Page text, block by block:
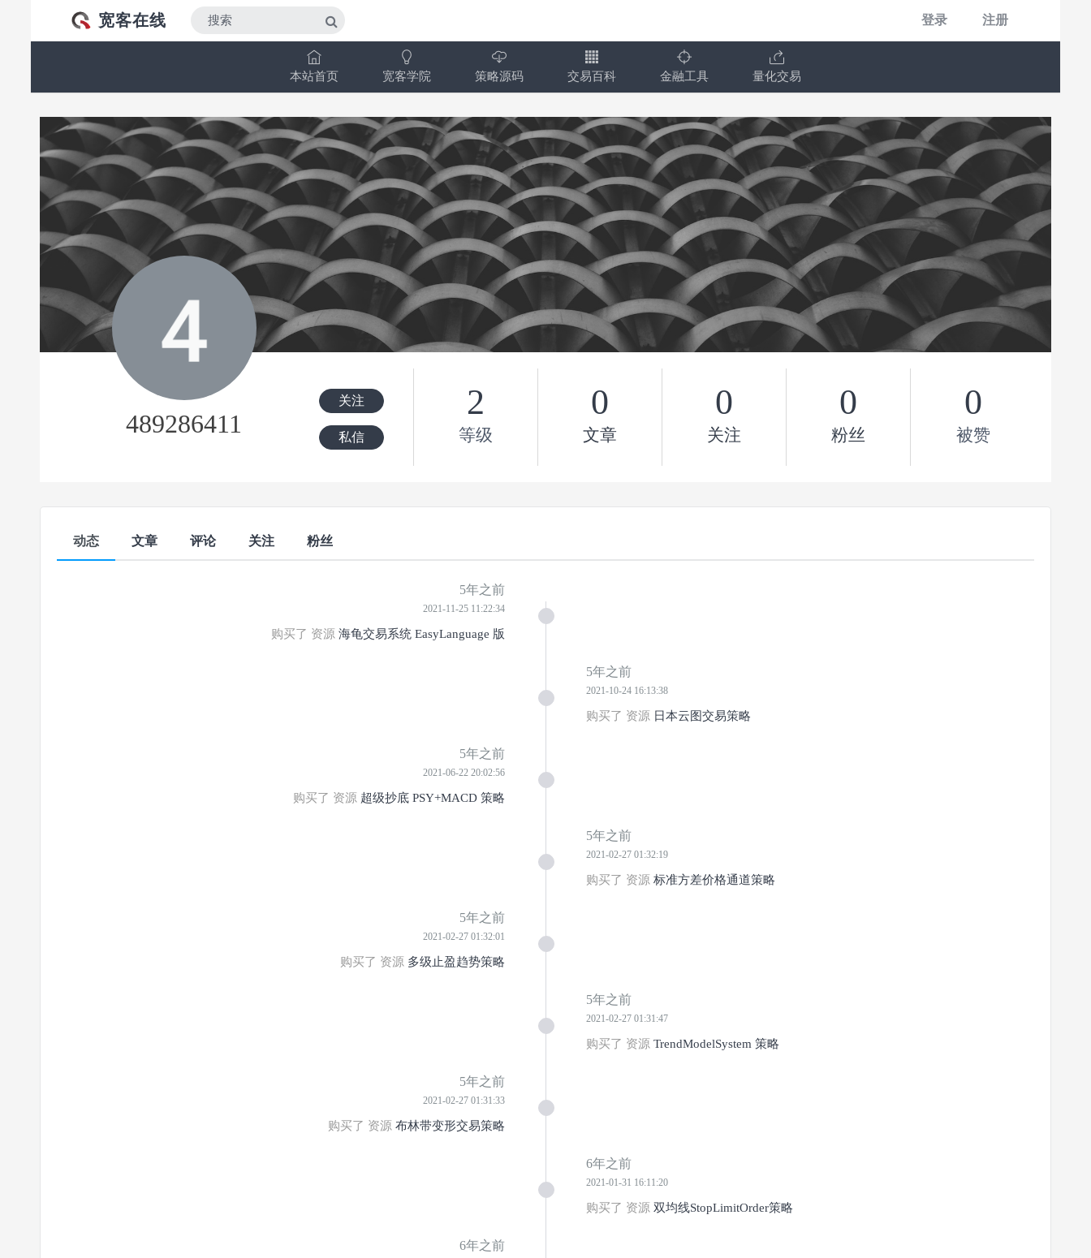
宽客在线 登录 注册
本站首页 宽客学院 策略源码 交易百科 金融工具 量化交易
489286411
关注
私信
2
等级
0
文章
0
关注
0
粉丝
0
被赞
动态 文章 评论 关注 粉丝
5年之前
2021-11-25 11:22:34
购买了 资源 海龟交易系统 EasyLanguage 版
5年之前
2021-10-24 16:13:38
购买了 资源 日本云图交易策略
5年之前
2021-06-22 20:02:56
购买了 资源 超级抄底 PSY+MACD 策略
5年之前
2021-02-27 01:32:19
购买了 资源 标准方差价格通道策略
5年之前
2021-02-27 01:32:01
购买了 资源 多级止盈趋势策略
5年之前
2021-02-27 01:31:47
购买了 资源 TrendModelSystem 策略
5年之前
2021-02-27 01:31:33
购买了 资源 布林带变形交易策略
6年之前
2021-01-31 16:11:20
购买了 资源 双均线StopLimitOrder策略
6年之前